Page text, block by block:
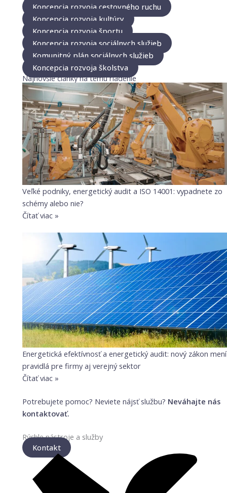
Koncepcia rozvoja cestovného ruchu
Koncepcia rozvoja kultúry
Koncepcia rozvoja športu
Koncepcia rozvoja sociálnych služieb
Komunitný plán sociálnych služieb
Koncepcia rozvoja školstva
Najnovšie články na tému riadenie
Veľké podniky, energetický audit a ISO 14001: vypadnete zo
schémy alebo nie?
Čítať viac »
Energetická efektívnosť a energetický audit: nový zákon mení
pravidlá pre firmy aj verejný sektor
Čítať viac »
Potrebujete pomoc? Neviete nájsť službu? Neváhajte nás
kontaktovať.
Rýchle nástroje a služby
Kontakt